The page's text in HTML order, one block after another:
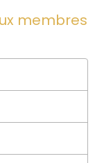
membres